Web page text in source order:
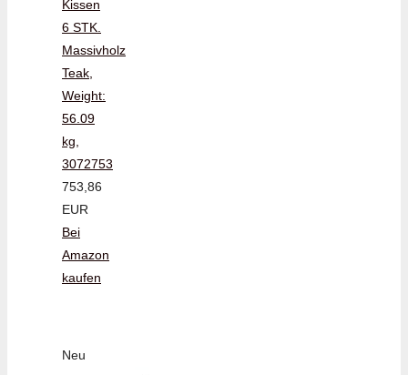
Kissen
6 STK.
Massivholz
Teak,
Weight:
56.09
kg,
3072753
753,86
EUR
Bei
Amazon
kaufen
Neu